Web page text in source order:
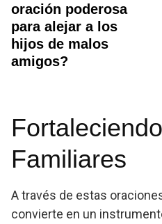
oración poderosa
para alejar a los
hijos de malos
amigos?
Familiares
A través de estas
convierte en un